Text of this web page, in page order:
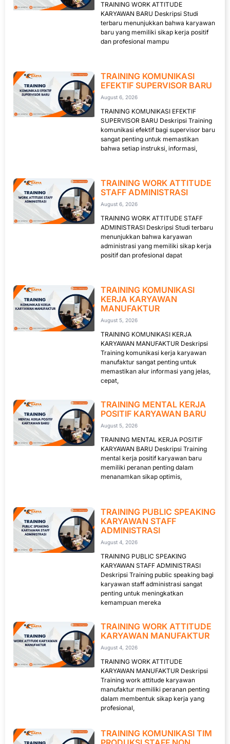
TRAINING WORK ATTITUDE
KARYAWAN BARU Deskripsi Studi
terbaru menunjukkan bahwa karyawan
baru yang memiliki sikap kerja positif
dan profesional mampu
TRAINING KOMUNIKASI
EFEKTIF SUPERVISOR BARU
August 6, 2026
TRAINING KOMUNIKASI EFEKTIF
SUPERVISOR BARU Deskripsi Training
komunikasi efektif bagi supervisor baru
sangat penting untuk memastikan
bahwa setiap instruksi, informasi,
TRAINING WORK ATTITUDE
STAFF ADMINISTRASI
August 6, 2026
TRAINING WORK ATTITUDE STAFF
ADMINISTRASI Deskripsi Studi terbaru
menunjukkan bahwa karyawan
administrasi yang memiliki sikap kerja
positif dan profesional dapat
TRAINING KOMUNIKASI
KERJA KARYAWAN
MANUFAKTUR
August 5, 2026
TRAINING KOMUNIKASI KERJA
KARYAWAN MANUFAKTUR Deskripsi
Training komunikasi kerja karyawan
manufaktur sangat penting untuk
memastikan alur informasi yang jelas,
cepat,
TRAINING MENTAL KERJA
POSITIF KARYAWAN BARU
August 5, 2026
TRAINING MENTAL KERJA POSITIF
KARYAWAN BARU Deskripsi Training
mental kerja positif karyawan baru
memiliki peranan penting dalam
menanamkan sikap optimis,
TRAINING PUBLIC SPEAKING
KARYAWAN STAFF
ADMINISTRASI
August 4, 2026
TRAINING PUBLIC SPEAKING
KARYAWAN STAFF ADMINISTRASI
Deskripsi Training public speaking bagi
karyawan staff administrasi sangat
penting untuk meningkatkan
kemampuan mereka
TRAINING WORK ATTITUDE
KARYAWAN MANUFAKTUR
August 4, 2026
TRAINING WORK ATTITUDE
KARYAWAN MANUFAKTUR Deskripsi
Training work attitude karyawan
manufaktur memiliki peranan penting
dalam membentuk sikap kerja yang
profesional,
TRAINING KOMUNIKASI TIM